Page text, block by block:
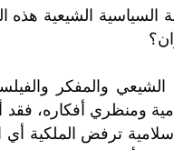
السياسية الشيعية
الشيعي والمفكر
ومنظري أفكاره، فقد
الإسلامية ترفض